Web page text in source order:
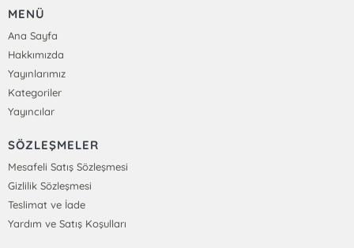
MENÜ
Ana Sayfa
Hakkımızda
Yayınlarımız
Kategoriler
Yayıncılar
SÖZLEŞMELER
Mesafeli Satış Sözleşmesi
Gizlilik Sözleşmesi
Teslimat ve İade
Yardım ve Satış Koşulları